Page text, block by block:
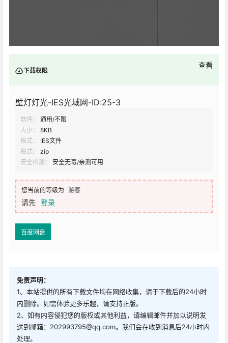
下载权限
查看
壁灯灯光-IES光域网-ID:25-3
软件：
通用/不限
大小：
8KB
格式：
IES文件
格式：
zip
安全检测：
安全无毒/亲测可用
您当前的等级为 游客
请先 登录
百度网盘
免责声明：
1、本站提供的所有下载文件均在网络收集，请于下载后的24小时
内删除。如需体验更多乐趣，请支持正版。
2、如有内容侵犯您的版权或其他利益，请编辑邮件并加以说明发
送到邮箱：202993795@qq.com。我们会在收到消息后24小时内
处理。